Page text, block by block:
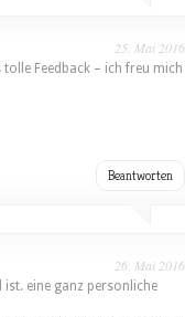
25. Mai 2016
Feedback – ich freu mich
Beantworten
26. Mai 2016